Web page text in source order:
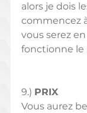
alors je dois
commencez
vous serez
fonctionne le
9.) PRIX
Vous aurez